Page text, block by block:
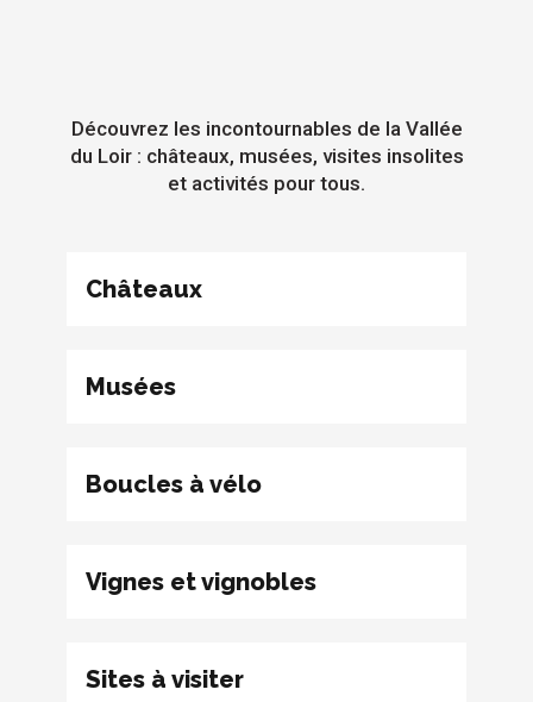
Découvrez les incontournables de la Vallée
du Loir : châteaux, musées, visites insolites
et activités pour tous.
Châteaux
Musées
Boucles à vélo
Vignes et vignobles
Sites à visiter